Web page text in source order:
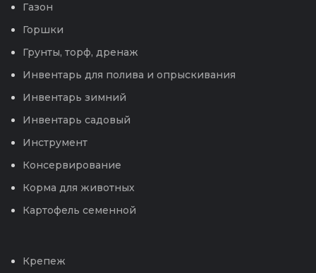
Газон
Горшки
Грунты, торф, дренаж
Инвентарь для полива и опрыскивания
Инвентарь зимний
Инвентарь садовый
Инструмент
Консервирование
Корма для животных
Картофель семенной
Крепеж